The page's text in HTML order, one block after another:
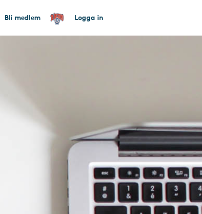
Bli medlem Logga in